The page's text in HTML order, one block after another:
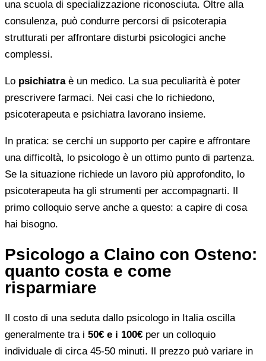
una scuola di specializzazione riconosciuta. Oltre alla
consulenza, può condurre percorsi di psicoterapia
strutturati per affrontare disturbi psicologici anche
complessi.
Lo psichiatraè un medico. La sua peculiarità è poter
prescrivere farmaci. Nei casi che lo richiedono,
psicoterapeuta e psichiatra lavorano insieme.
In pratica: se cerchi un supporto per capire e affrontare
una difficoltà, lo psicologo è un ottimo punto di partenza.
Se la situazione richiede un lavoro più approfondito, lo
psicoterapeuta ha gli strumenti per accompagnarti. Il
primo colloquio serve anche a questo: a capire di cosa
hai bisogno.
Psicologo a Claino con Osteno:
quanto costa e come
risparmiare
Il costo di una seduta dallo psicologo in Italia oscilla
generalmente tra i 50€ e i 100€ per un colloquio
individuale di circa 45-50 minuti. Il prezzo può variare in